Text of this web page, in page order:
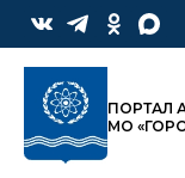
ПОРТАЛ
МО